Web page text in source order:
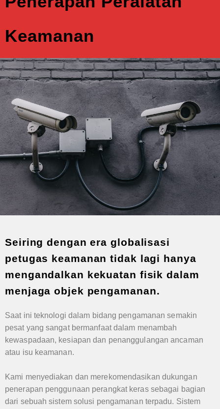
Keamanan
Seiring dengan era globalisasi
petugas keamanan tidak lagi hanya
mengandalkan kekuatan fisik dalam
menjaga objek pengamanan.
Saat ini teknologi dalam bidang pengamanan semakin
pesat yang sangat bermanfaat dalam menambah
kewaspadaan, kesiapan dan penanggulangan ancaman
atau isu keamanan.
Kami menyediakan dan merekomendasikan dukungan
penerapan penggunaan perangkat keras sebagai bagian
dari sebuah sistem solusi pengamanan terpadu. Sistem